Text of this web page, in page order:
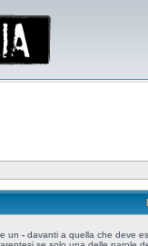
un - davanti a quella che deve